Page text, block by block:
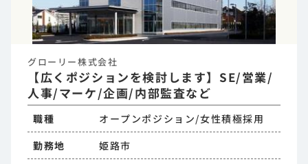
グローリー株式会社
【広くポジションを検討します】SE/営業/
人事/マーケ/企画/内部監査など
職種
オープンポジション/女性積極採用
勤務地
姫路市